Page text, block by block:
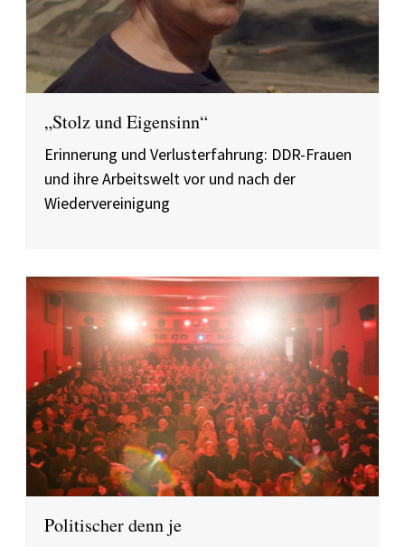
„Stolz und Eigensinn“
Erinnerung und Verlusterfahrung: DDR-Frauen
und ihre Arbeitswelt vor und nach der
Wiedervereinigung
Politischer denn je